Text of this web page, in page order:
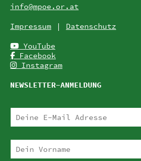
info@mpoe.or.at
Impressum Datenschutz
YouTube
Facebook
Instagram
NEWSLETTER-ANMELDUNG